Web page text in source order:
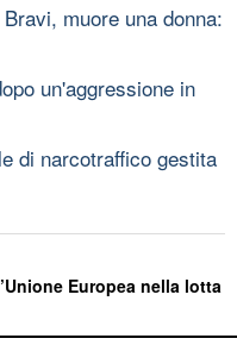
muore una donna:
un'aggressione in
di narcotraffico gestita
Europea nella lotta